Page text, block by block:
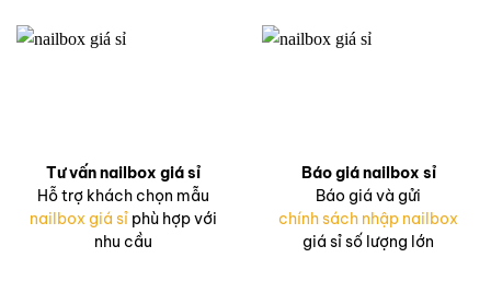
Tư vấn nailbox giá sỉ
Hỗ trợ khách chọn mẫu
nailbox giá sỉphù hợp với
nhu cầu
Báo giá nailbox sỉ
Báo giá và gửi
chính sách nhập nailbox
giá sỉ số lượng lớn